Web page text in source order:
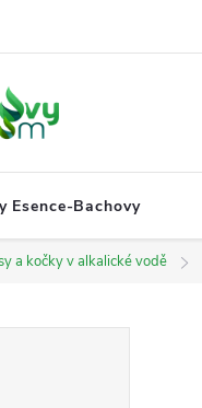
Esence-Bachovy
a kočky v alkalické vodě